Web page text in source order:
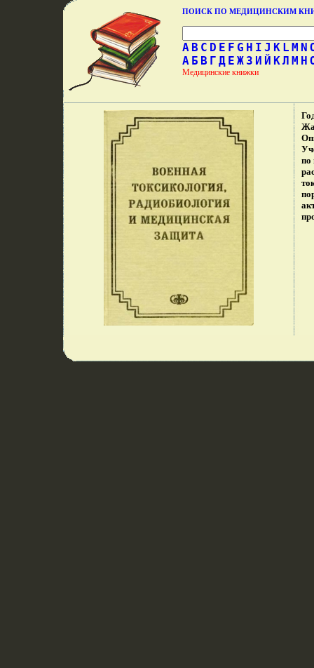
ПОИСК ПО МЕДИЦИНСКИМ
A B C D E F G H I J K L M N
А Б В Г Д Е Ж З И Й КЛ М Н
Медицинские книжки
по